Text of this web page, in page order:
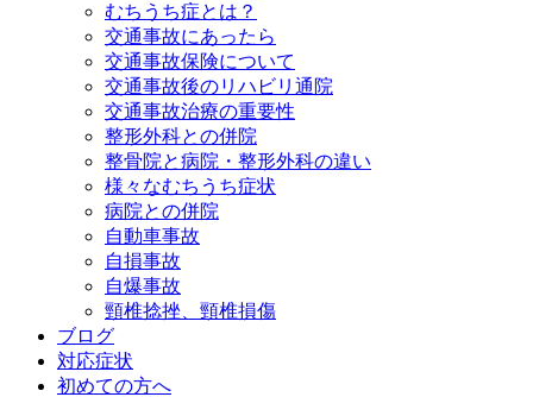
むちうち症とは？
交通事故にあったら
交通事故保険について
交通事故後のリハビリ通院
交通事故治療の重要性
整形外科との併院
整骨院と病院・整形外科の違い
様々なむちうち症状
病院との併院
自動車事故
自損事故
自爆事故
頸椎捻挫、頸椎損傷
ブログ
対応症状
初めての方へ